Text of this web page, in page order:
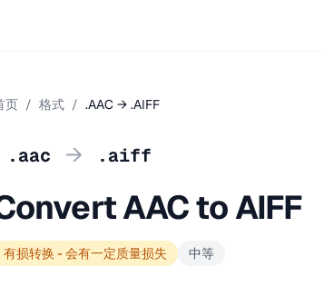
页 / 格式 / .AAC → .AIFF
.aac → .aiff
AAC to AIFF
有损转换 - 会有一定质量损失 中等